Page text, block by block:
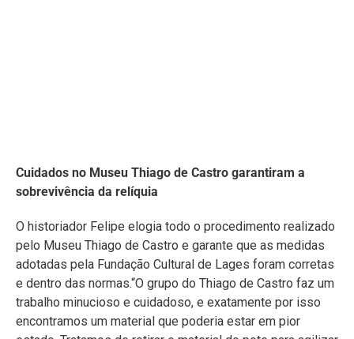
secagem dos jornais, polimento das moedas para
descobrir as demais datas e saber que tipo de fungo
toma conta dos periódicos.“Será necessário um novo
planejamento para análise desses fungos e saber quais
procedimentos tomar para uma eventual exposição ao
público”.Felipe considera necessário também, a partir de
agora, estudar por qual motivo aqueles jornais específicos
foram deixados dentro do pote, pois provavelmente
queriam dizer alguma coisa a quem os encontrasse.“Quem